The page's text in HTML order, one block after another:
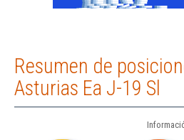
Resumen de
Asturias Ea J-19 Sl